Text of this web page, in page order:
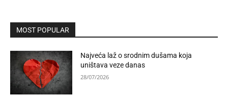
MOST POPULAR
Najveća laž o srodnim dušama koja
uništava veze danas
28/07/2026